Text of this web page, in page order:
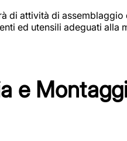
di attività di
ed utensili adeguati alla
e